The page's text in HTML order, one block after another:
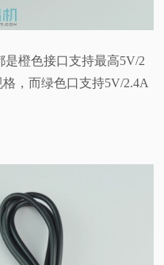
是橙色接口支持最高5V/2
，而绿色口支持5V/2.4A